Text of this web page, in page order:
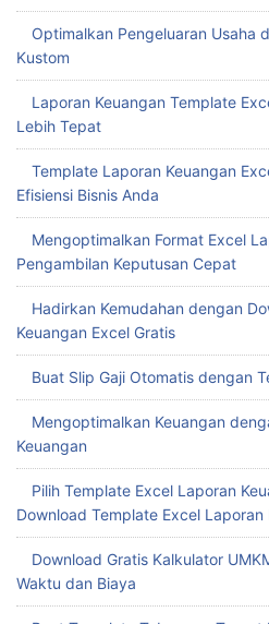
Optimalkan Pengeluaran Usaha
Kustom
Laporan Keuangan Template
Lebih Tepat
Template Laporan Keuangan
Efisiensi Bisnis Anda
Mengoptimalkan Format Excel
Pengambilan Keputusan Cepat
Hadirkan Kemudahan dengan
Keuangan Excel Gratis
Buat Slip Gaji Otomatis dengan
Mengoptimalkan Keuangan
Keuangan
Pilih Template Excel Laporan
Download Template Excel Laporan
Download Gratis Kalkulator
Waktu dan Biaya